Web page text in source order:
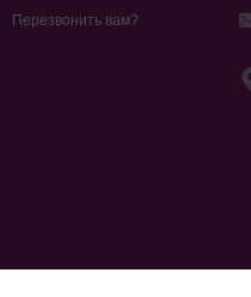
Перезвонить вам?